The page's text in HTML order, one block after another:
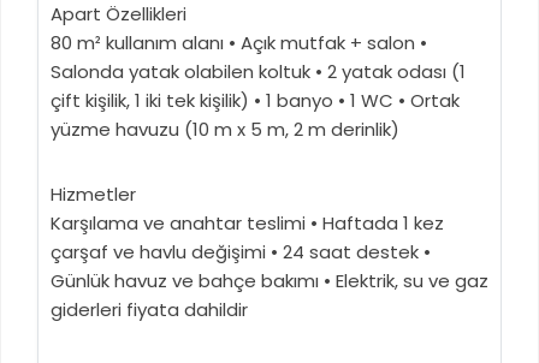
Apart Özellikleri
80 m² kullanım alanı • Açık mutfak + salon •
Salonda yatak olabilen koltuk • 2 yatak odası (1
çift kişilik, 1 iki tek kişilik) • 1 banyo • 1 WC • Ortak
yüzme havuzu (10 m x 5 m, 2 m derinlik)
Hizmetler
Karşılama ve anahtar teslimi • Haftada 1 kez
çarşaf ve havlu değişimi • 24 saat destek •
Günlük havuz ve bahçe bakımı • Elektrik, su ve gaz
giderleri fiyata dahildir